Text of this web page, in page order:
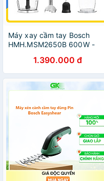
Máy xay cầm tay Bosch
HMH.MSM2650B 600W -
1.390.000 đ